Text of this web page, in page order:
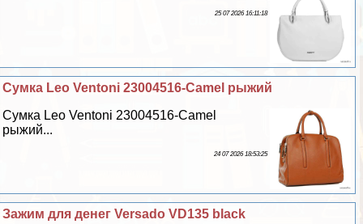
25 07 2026 16:11:18
Сумка Leo Ventoni 23004516-Camel рыжий
Сумка Leo Ventoni 23004516-Camel
рыжий...
24 07 2026 18:53:25
Зажим для денег Versado VD135 black